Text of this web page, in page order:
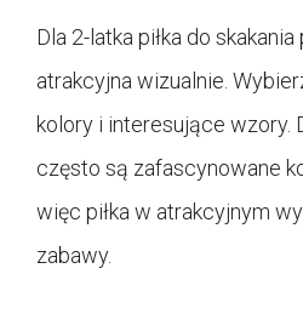
Dla 2-latka piłka do
atrakcyjna wizualnie.
kolory i interesujące wzory.
często są zafascynowane
więc piłka w atrakcyjnym
zabawy.